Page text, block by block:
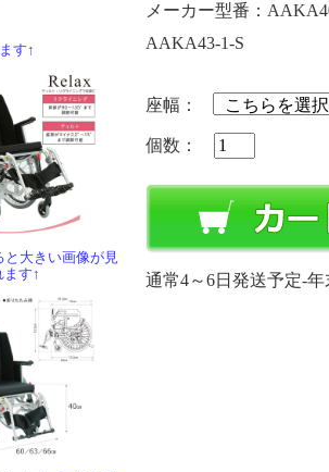
す↑
と大きい画像が見
ます↑
メーカー型番
AAKA43-1-S
座幅：
個数：
通常4～6日発送予定-年